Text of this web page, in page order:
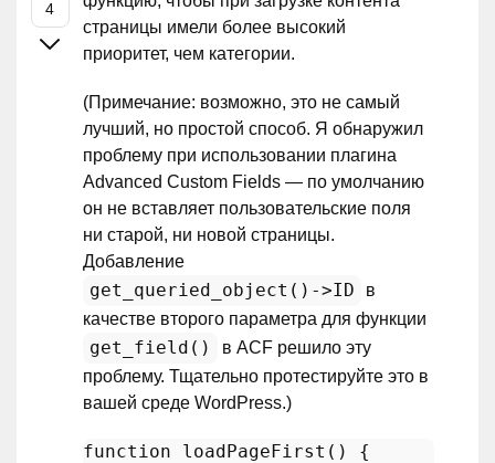
страницы имели более высокий
приоритет, чем категории.
(Примечание: возможно, это не самый
лучший, но простой способ. Я обнаружил
проблему при использовании плагина
Advanced Custom Fields — по умолчанию
он не вставляет пользовательские поля
ни старой, ни новой страницы.
Добавление
get_queried_object()->ID
в
качестве второго параметра для функции
get_field()
в ACF решило эту
проблему. Тщательно протестируйте это в
вашей среде WordPress.)
function loadPageFirst ( ) {